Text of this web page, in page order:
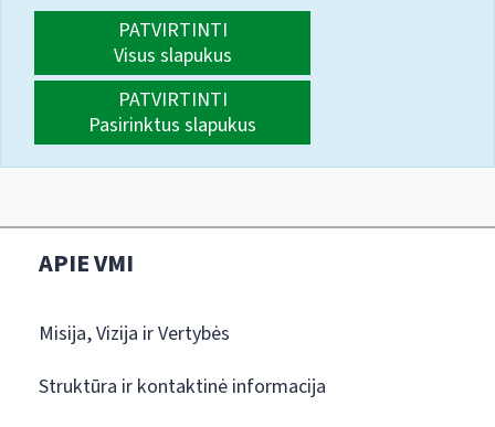
PATVIRTINTI
Visus slapukus
PATVIRTINTI
Pasirinktus slapukus
APIE VMI
Misija, Vizija ir Vertybės
Struktūra ir kontaktinė informacija